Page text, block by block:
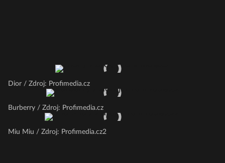
Dior / Zdroj: Profimedia.cz
Burberry / Zdroj: Profimedia.cz
Miu Miu / Zdroj: Profimedia.cz2